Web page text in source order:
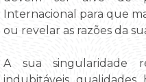
Internacional para que
ou revelar as razões da
A sua singularidade
indubitáveis qualidades